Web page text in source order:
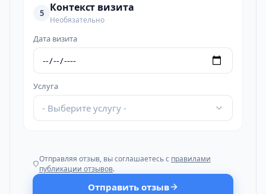
5 Контекст визита
Необязательно
Дата визита
Услуга
- Выберите услугу -
Отправляя отзыв, вы соглашаетесь с правилами
публикации отзывов.
Отправить отзыв